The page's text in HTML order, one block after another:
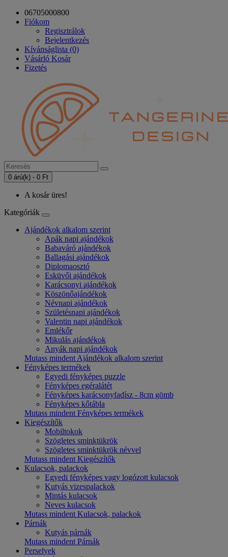
06705000800
Fiókom
Regisztrálok
Bejelentkezés
Kívánságlista (0)
Vásárló Kosár
Fizetés
0 árú(k) - 0 Ft
A kosár üres!
Kategóriák
Ajándékok alkalom szerint
Apák napi ajándékok
Babaváró ajándékok
Ballagási ajándékok
Diplomaosztó
Esküvői ajándékok
Karácsonyi ajándékok
Köszönőajándékok
Névnapi ajándékok
Születésnapi ajándékok
Valentin napi ajándékok
Emlékőr
Mikulás ajándékok
Anyák napi ajándékok
Mutass mindent Ajándékok alkalom szerint
Fényképes termékek
Egyedi fényképes puzzle
Fényképes egéralátét
Fényképes karácsonyfadísz - 8cm gömb
Fényképes kőtábla
Mutass mindent Fényképes termékek
Kiegészítők
Mobiltokok
Szögletes sminktükrök
Szögletes sminktükrök névvel
Mutass mindent Kiegészítők
Kulacsok, palackok
Egyedi fényképes vagy logózott kulacsok
Kutyás vizespalackok
Mintás kulacsok
Neves kulacsok
Mutass mindent Kulacsok, palackok
Párnák
Kutyás párnák
Mutass mindent Párnák
Perselyek